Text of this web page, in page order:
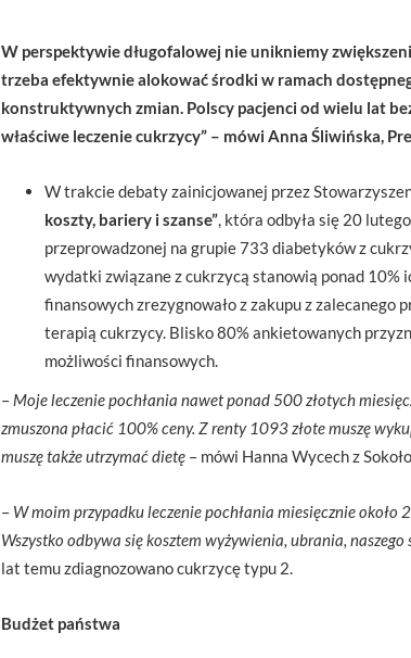
W perspektywie długofalowej nie unikniemy
trzeba efektywnie alokować środki w ramach
konstruktywnych zmian. Polscy pacjenci od wielu lat
właściwe leczenie cukrzycy” – mówi Anna Śliwińska,
W trakcie debaty zainicjowanej przez
koszty, bariery i szanse”, która odbyła się 20
przeprowadzonej na grupie 733 diabetyków z
wydatki związane z cukrzycą stanowią ponad 10%
finansowych zrezygnowało z zakupu z zalecanego
terapią cukrzycy. Blisko 80% ankietowanych
możliwości finansowych.
– Moje leczenie pochłania nawet ponad 500 złotych
zmuszona płacić 100% ceny. Z renty 1093 złote muszę
muszę także utrzymać dietę – mówi Hanna Wycech z
– W moim przypadku leczenie pochłania miesięcznie około
Wszystko odbywa się kosztem wyżywienia, ubrania,
lat temu zdiagnozowano cukrzycę typu 2.
Budżet państwa